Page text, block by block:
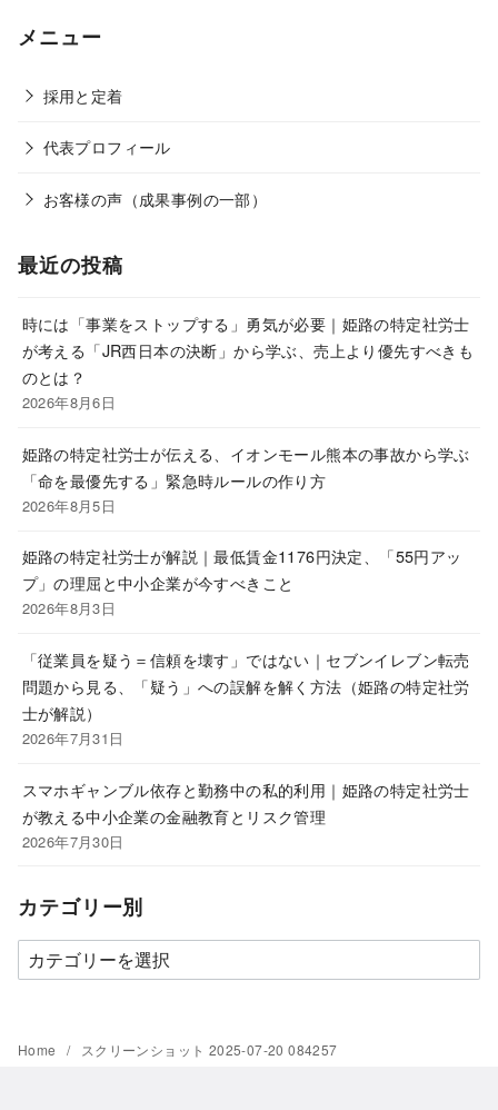
メニュー
採用と定着
代表プロフィール
お客様の声（成果事例の一部）
最近の投稿
時には「事業をストップする」勇気が必要｜姫路の特定社労士
が考える「JR西日本の決断」から学ぶ、売上より優先すべきも
のとは？
2026年8月6日
姫路の特定社労士が伝える、イオンモール熊本の事故から学ぶ
「命を最優先する」緊急時ルールの作り方
2026年8月5日
姫路の特定社労士が解説｜最低賃金1176円決定、「55円アッ
プ」の理屈と中小企業が今すべきこと
2026年8月3日
「従業員を疑う＝信頼を壊す」ではない｜セブンイレブン転売
問題から見る、「疑う」への誤解を解く方法（姫路の特定社労
士が解説）
2026年7月31日
スマホギャンブル依存と勤務中の私的利用｜姫路の特定社労士
が教える中小企業の金融教育とリスク管理
2026年7月30日
カテゴリー別
カ
テ
リ
Home スクリーンショット 2025-07-20 084257